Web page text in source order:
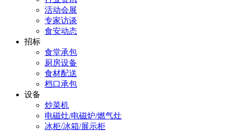
活动会展
专家访谈
食安动态
招标
食堂承包
厨房设备
食材配送
档口承包
设备
炒菜机
电磁灶/电磁炉/燃气灶
冰柜/冰箱/展示柜